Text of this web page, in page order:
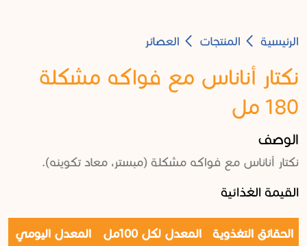
Breadcrumb
الرئيسية المنتجات العصائر
نكتار أناناس مع فواكه مشكلة
180 مل
الوصف
نكتار أناناس مع فواكه مشكلة (مبستر، معاد تكوينه).
القيمة الغذائية
الحقائق التغذوية المعدل لكل 100مل المعدل اليومي